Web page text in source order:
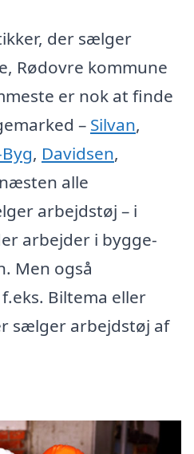
der sælger
Rødovre kommune
er nok at finde
– Silvan,
, Davidsen,
alle
arbejdstøj – i
arbejder i bygge-
Men også
Biltema eller
sælger arbejdstøj af